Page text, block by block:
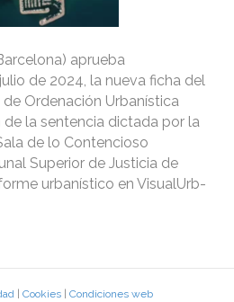
aprueba
de 2024, la nueva ficha del
Ordenación Urbanística
de la sentencia dictada por la
de lo Contencioso
Superior de Justicia de
urbanístico en VisualUrb-
| Cookies| Condiciones web